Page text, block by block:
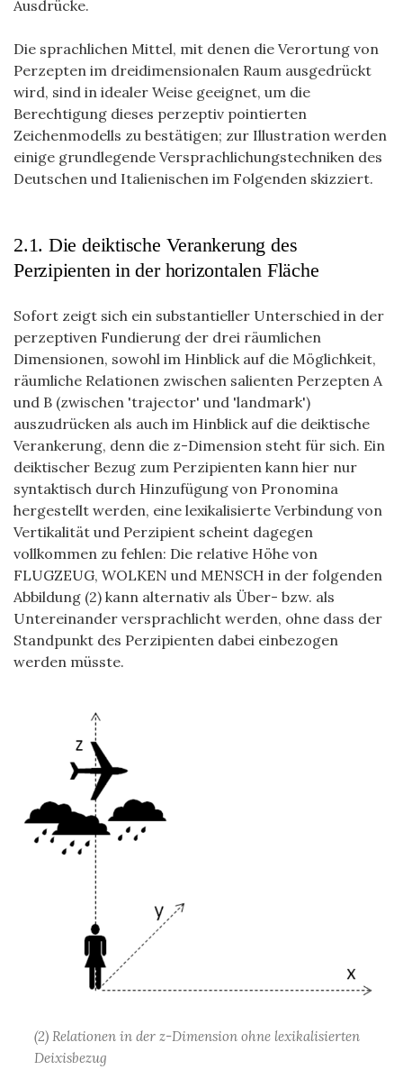
Ausdrücke.
Die sprachlichen Mittel, mit denen die Verortung von
Perzepten im dreidimensionalen Raum ausgedrückt
wird, sind in idealer Weise geeignet, um die
Berechtigung dieses perzeptiv pointierten
Zeichenmodells zu bestätigen; zur Illustration werden
einige grundlegende Versprachlichungstechniken des
Deutschen und Italienischen im Folgenden skizziert.
2.1. Die deiktische Verankerung des
Perzipienten in der horizontalen Fläche
Sofort zeigt sich ein substantieller Unterschied in der
perzeptiven Fundierung der drei räumlichen
Dimensionen, sowohl im Hinblick auf die Möglichkeit,
räumliche Relationen zwischen salienten Perzepten A
und B (zwischen 'trajector' und 'landmark')
auszudrücken als auch im Hinblick auf die deiktische
Verankerung, denn die z-Dimension steht für sich. Ein
deiktischer Bezug zum Perzipienten kann hier nur
syntaktisch durch Hinzufügung von Pronomina
hergestellt werden, eine lexikalisierte Verbindung von
Vertikalität und Perzipient scheint dagegen
vollkommen zu fehlen: Die relative Höhe von
FLUGZEUG, WOLKEN und MENSCH in der folgenden
Abbildung (2) kann alternativ als Über- bzw. als
Untereinander versprachlicht werden, ohne dass der
Standpunkt des Perzipienten dabei einbezogen
werden müsste.
(2) Relationen in der z-Dimension ohne lexikalisierten
Deixisbezug